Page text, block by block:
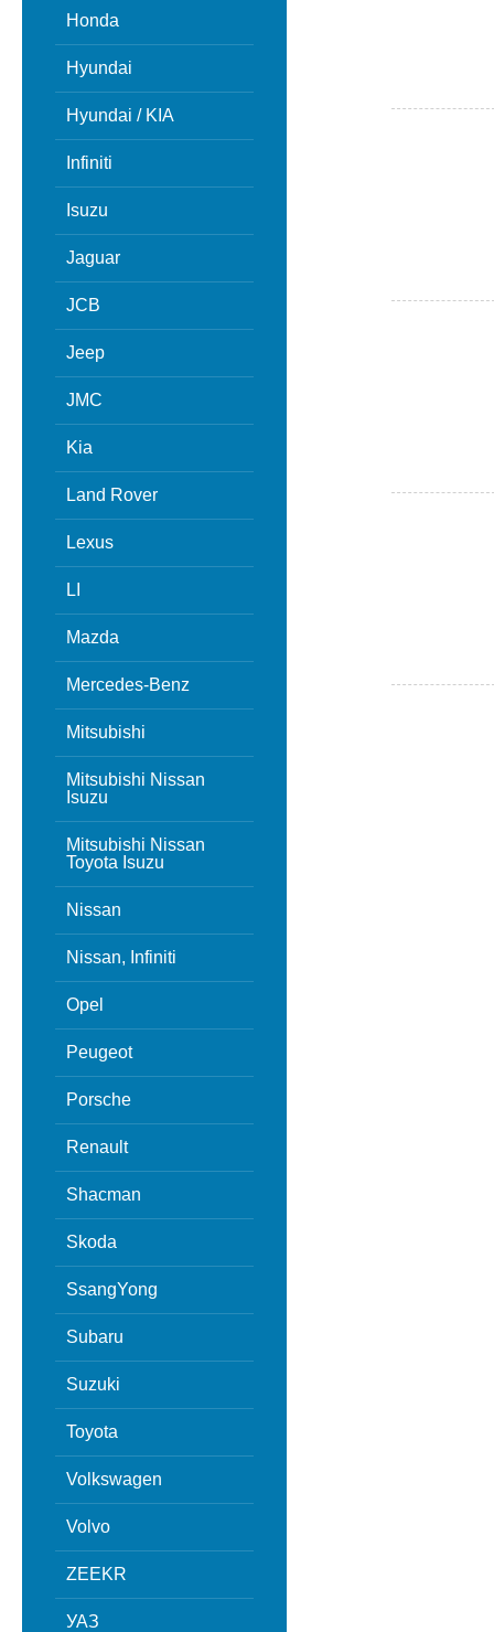
Honda
Hyundai
Hyundai / KIA
Infiniti
Isuzu
Jaguar
JCB
Jeep
JMC
Kia
Land Rover
Lexus
LI
Mazda
Mercedes-Benz
Mitsubishi
Mitsubishi Nissan
Isuzu
Mitsubishi Nissan
Toyota Isuzu
Nissan
Nissan, Infiniti
Opel
Peugeot
Porsche
Renault
Shacman
Skoda
SsangYong
Subaru
Suzuki
Toyota
Volkswagen
Volvo
ZEEKR
УАЗ